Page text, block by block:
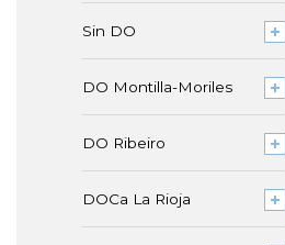
Sin DO
DO Montilla-Moriles
DO Ribeiro
DOCa La Rioja